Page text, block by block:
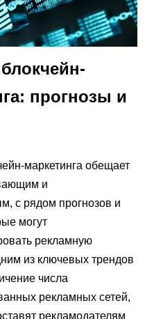
прогнозы и
маркетинга обещает
и
с рядом прогнозов и
могут
рекламную
из ключевых трендов
числа
рекламных сетей,
рекламодателям